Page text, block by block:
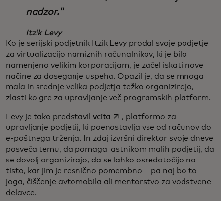
nadzor."
Itzik Levy
Ko je serijski podjetnik Itzik Levy prodal svoje podjetje
za virtualizacijo namiznih računalnikov, ki je bilo
namenjeno velikim korporacijam, je začel iskati nove
načine za doseganje uspeha. Opazil je, da se mnoga
mala in srednje velika podjetja težko organizirajo,
zlasti ko gre za upravljanje več programskih platform.
Levy je tako predstavil vcita opens in a new tab
, platformo za
upravljanje podjetij, ki poenostavlja vse od računov do
e-poštnega trženja. In zdaj izvršni direktor svoje dneve
posveča temu, da pomaga lastnikom malih podjetij, da
se dovolj organizirajo, da se lahko osredotočijo na
tisto, kar jim je resnično pomembno – pa naj bo to
joga, čiščenje avtomobila ali mentorstvo za vodstvene
delavce.